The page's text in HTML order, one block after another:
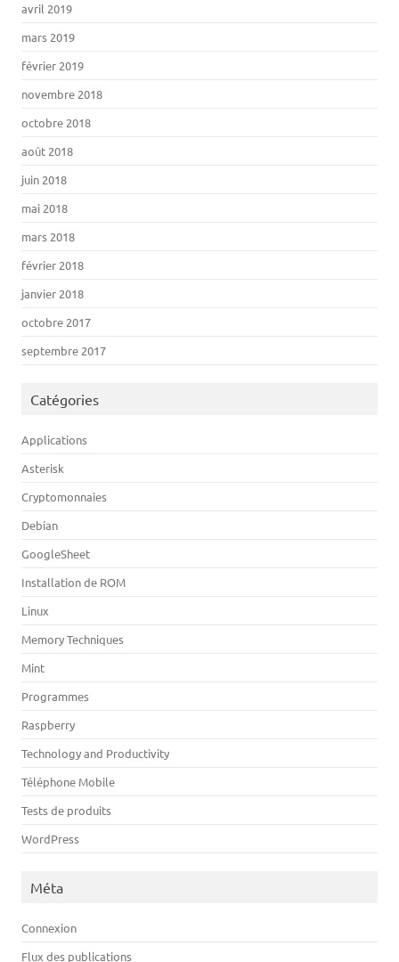
avril 2019
mars 2019
février 2019
novembre 2018
octobre 2018
août 2018
juin 2018
mai 2018
mars 2018
février 2018
janvier 2018
octobre 2017
septembre 2017
Catégories
Applications
Asterisk
Cryptomonnaies
Debian
GoogleSheet
Installation de ROM
Linux
Memory Techniques
Mint
Programmes
Raspberry
Technology and Productivity
Téléphone Mobile
Tests de produits
WordPress
Méta
Connexion
Flux des publications